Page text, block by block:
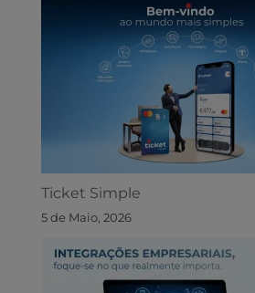
Ticket Simple
5 de Maio, 2026